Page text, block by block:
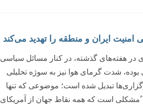
ایران و منطقه را تهدید می‌کند
هفته‌های گذشته، در کنار مسائل سیاسی
شدت گرمای هوا نیز به سوژه تحلیلی
تبدیل شده است؛ موضوعی که تنها
ًمشکلی است که همه نقاط جهان از آمریکای